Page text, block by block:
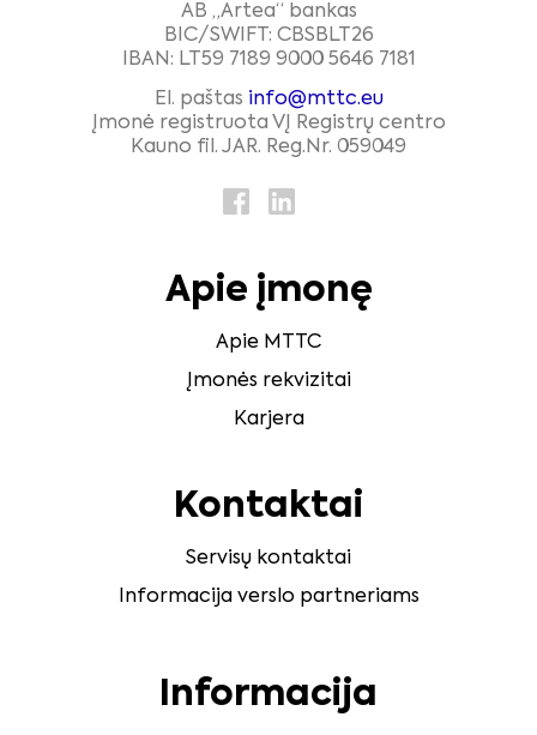
AB „Artea“ bankas
BIC/SWIFT: CBSBLT26
IBAN: LT59 7189 9000 5646 7181
El. paštas info@mttc.eu
Įmonė registruota VĮ Registrų centro
Kauno fil. JAR. Reg.Nr. 059049
Apie įmonę
Apie MTTC
Įmonės rekvizitai
Karjera
Kontaktai
Servisų kontaktai
Informacija verslo partneriams
Informacija